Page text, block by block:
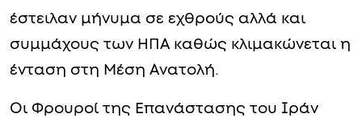
έστειλαν μήνυμα σε εχθρούς αλλά και
συμμάχους των ΗΠΑ καθώς κλιμακώνεται η
ένταση στη Μέση Ανατολή.
Οι Φρουροί της Επανάστασης του Ιράν